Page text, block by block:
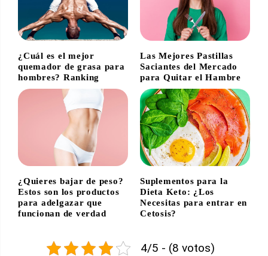
¿Cuál es el mejor
quemador de grasa para
hombres? Ranking
Las Mejores Pastillas
Saciantes del Mercado
para Quitar el Hambre
¿Quieres bajar de peso?
Estos son los productos
para adelgazar que
funcionan de verdad
Suplementos para la
Dieta Keto: ¿Los
Necesitas para entrar en
Cetosis?
4/5 - (8 votos)